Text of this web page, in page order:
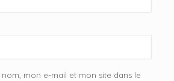
mon e-mail et mon site dans le